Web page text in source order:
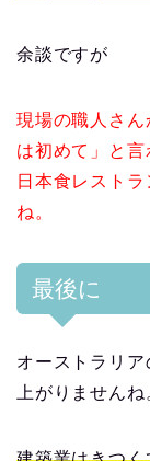
余談ですが
現場の職人さ
は初めて」と
日本食レスト
ね。
最後に
オーストラリ
上がりませんね